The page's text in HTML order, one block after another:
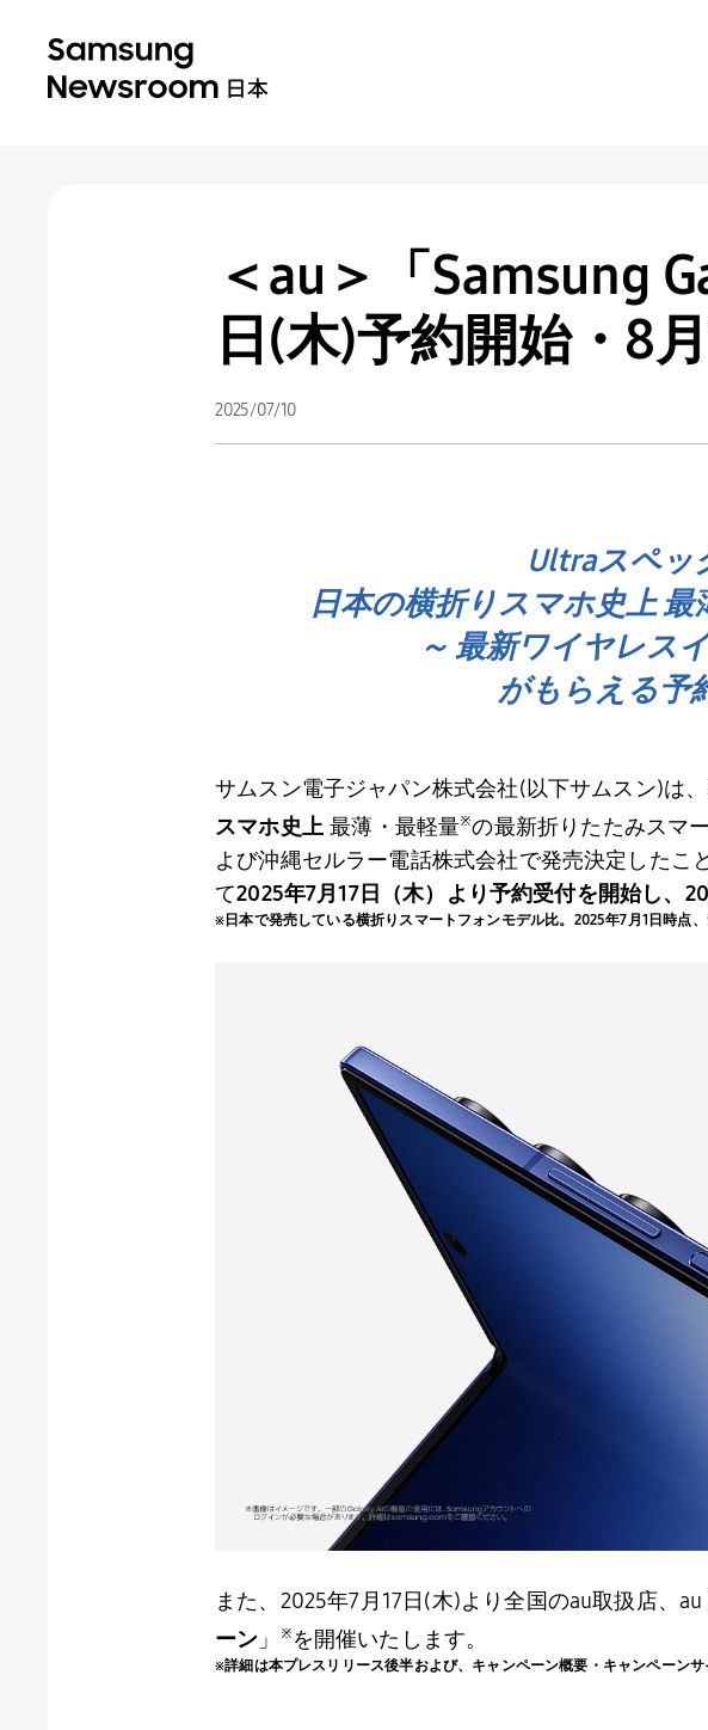
＜au＞「Samsung
日(木)予約開始・8
2025/07/10
Ultraスペッ
日本の横折りスマホ史上
～ 最新ワイヤレス
がもらえる予
サムスン電子ジャパン株式会社(以下サムスン)は、
スマホ史上最薄・最軽量※の最新折りたたみスマ
よび沖縄セルラー電話株式会社で発売決定したこ
て2025年7月17日（木）より予約受付を開始し、
※日本で発売している横折りスマートフォンモデル比。 2025年7月 1 日時点
また、 2025年7 月17日(木)より全国のau取扱店、
ーン 」 ※を開催いたします。
※詳細は本プレスリリース後半および、キャンペーン概要・キャンペーンサ